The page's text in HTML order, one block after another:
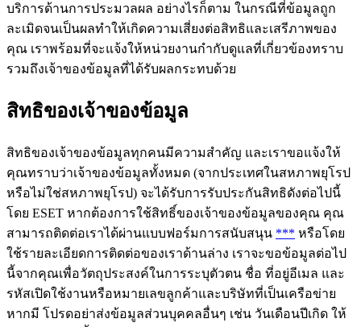
บริการด้านการประมวลผล อย่างไรก็ตาม ในกรณีที่ข้อมูลถูก
ละเมิดจนเป็นผลทำให้เกิดความเสี่ยงต่อสิทธิและเสรีภาพของ
คุณ เราพร้อมที่จะแจ้งให้หน่วยงานกำกับดูแลที่เกี่ยวข้องทราบ
รวมถึงเจ้าของข้อมูลที่ได้รับผลกระทบด้วย
สิทธิของเจ้าของข้อมูล
สิทธิของเจ้าของข้อมูลทุกคนมีความสำคัญ และเราขอแจ้งให้
คุณทราบว่าเจ้าของข้อมูลทั้งหมด (จากประเทศในสหภาพยุโรป
หรือไม่ใช่สหภาพยุโรป) จะได้รับการรับประกันสิทธิดังต่อไปนี้
โดย ESET หากต้องการใช้สิทธิ์ของเจ้าของข้อมูลของคุณ คุณ
สามารถติดต่อเราได้ผ่านแบบฟอร์มการสนับสนุน *** หรือโดย
ใช้รายละเอียดการติดต่อของเราด้านล่าง เราจะขอข้อมูลต่อไป
นี้จากคุณเพื่อวัตถุประสงค์ในการระบุตัวตน ชื่อ ที่อยู่อีเมล และ
รหัสเปิดใช้งานหรือหมายเลขลูกค้าและบริษัทที่เป็นเครือข่าย
หากมี โปรดอย่าส่งข้อมูลส่วนบุคคลอื่นๆ เช่น วันเดือนปีเกิด ให้